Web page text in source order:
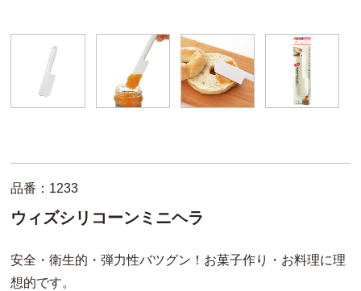
品番：1233
ウィズシリコーンミニヘラ
安全・衛生的・弾力性バツグン！お菓子作り・お料理に理
想的です。